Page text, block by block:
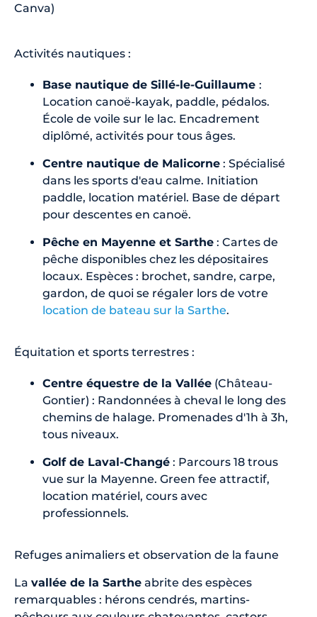
Canva)
Activités nautiques :
Base nautique de Sillé-le-Guillaume :
Location canoë-kayak, paddle, pédalos.
École de voile sur le lac. Encadrement
diplômé, activités pour tous âges.
Centre nautique de Malicorne : Spécialisé
dans les sports d'eau calme. Initiation
paddle, location matériel. Base de départ
pour descentes en canoë.
Pêche en Mayenne et Sarthe : Cartes de
pêche disponibles chez les dépositaires
locaux. Espèces : brochet, sandre, carpe,
gardon, de quoi se régaler lors de votre
location de bateau sur la Sarthe.
Équitation et sports terrestres :
Centre équestre de la Vallée (Château-
Gontier) : Randonnées à cheval le long des
chemins de halage. Promenades d'1h à 3h,
tous niveaux.
Golf de Laval-Changé : Parcours 18 trous
vue sur la Mayenne. Green fee attractif,
location matériel, cours avec
professionnels.
Refuges animaliers et observation de la faune
La vallée de la Sarthe abrite des espèces
remarquables : hérons cendrés, martins-